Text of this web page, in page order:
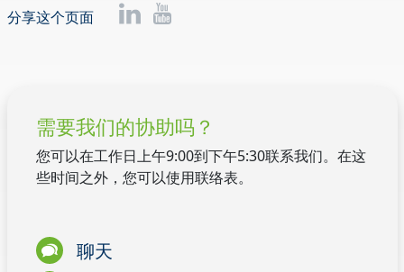
分享这个页面
需要我们的协助吗？
您可以在工作日上午9:00到下午5:30联系我们。在这
些时间之外，您可以使用联络表。
聊天